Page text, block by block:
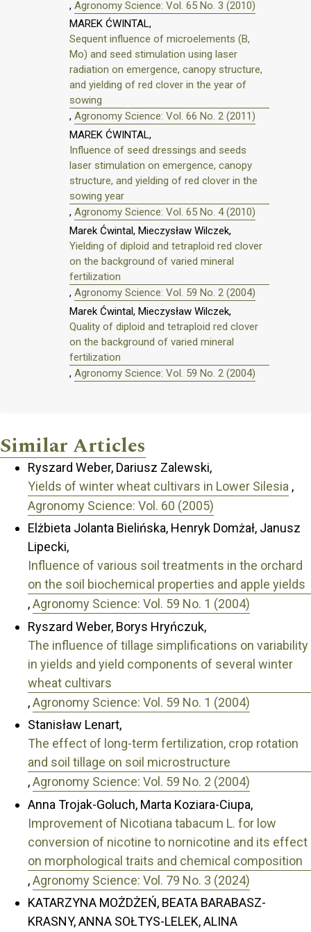
, Agronomy Science: Vol. 65 No. 3 (2010)
MAREK ĆWINTAL,
Sequent influence of microelements (B,
Mo) and seed stimulation using laser
radiation on emergence, canopy structure,
and yielding of red clover in the year of
sowing
, Agronomy Science: Vol. 66 No. 2 (2011)
MAREK ĆWINTAL,
Influence of seed dressings and seeds
laser stimulation on emergence, canopy
structure, and yielding of red clover in the
sowing year
, Agronomy Science: Vol. 65 No. 4 (2010)
Marek Ćwintal, Mieczysław Wilczek,
Yielding of diploid and tetraploid red clover
on the background of varied mineral
fertilization
, Agronomy Science: Vol. 59 No. 2 (2004)
Marek Ćwintal, Mieczysław Wilczek,
Quality of diploid and tetraploid red clover
on the background of varied mineral
fertilization
, Agronomy Science: Vol. 59 No. 2 (2004)
Similar Articles
Ryszard Weber, Dariusz Zalewski,
Yields of winter wheat cultivars in Lower Silesia ,
Agronomy Science: Vol. 60 (2005)
Elżbieta Jolanta Bielińska, Henryk Domżał, Janusz
Lipecki,
Influence of various soil treatments in the orchard
on the soil biochemical properties and apple yields
,Agronomy Science: Vol. 59 No. 1 (2004)
Ryszard Weber, Borys Hryńczuk,
The influence of tillage simplifications on variability
in yields and yield components of several winter
wheat cultivars
,Agronomy Science: Vol. 59 No. 1 (2004)
Stanisław Lenart,
The effect of long-term fertilization, crop rotation
and soil tillage on soil microstructure
,Agronomy Science: Vol. 59 No. 2 (2004)
Anna Trojak-Goluch, Marta Koziara-Ciupa,
Improvement of Nicotiana tabacum L. for low
conversion of nicotine to nornicotine and its effect
on morphological traits and chemical composition
,Agronomy Science: Vol. 79 No. 3 (2024)
KATARZYNA MOŻDŻEŃ, BEATA BARABASZ-
KRASNY, ANNA SOŁTYS-LELEK, ALINA